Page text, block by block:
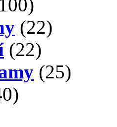
(22)
(22)
(25)